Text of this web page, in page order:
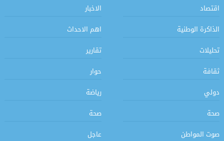
اقتصاد
الاخبار
الذاكرة الوطنية
اهم الاحداث
تحليلات
تقارير
ثقافة
حوار
دولي
رياضة
صحة
صحة
صوت المواطن
عاجل